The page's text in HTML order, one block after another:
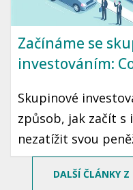
Začínáme se
investováním:
Skupinové
způsob, jak začít
nezatížit svou
investování
rozšiřovatDALŠÍ ČLÁNKY